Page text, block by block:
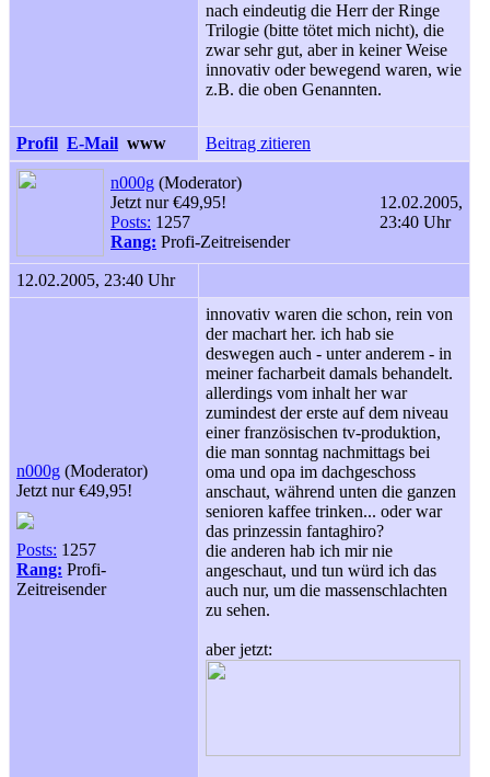
nach eindeutig die Herr der Ringe
Trilogie (bitte tötet mich nicht), die
zwar sehr gut, aber in keiner Weise
innovativ oder bewegend waren, wie
z.B. die oben Genannten.
Profil E-Mail www Beitrag zitieren
n000g (Moderator)
Jetzt nur €49,95!
Posts: 1257
Rang: Profi-Zeitreisender
12.02.2005,
23:40 Uhr
12.02.2005, 23:40 Uhr
n000g (Moderator)
Jetzt nur €49,95!
Posts: 1257
Rang: Profi-
Zeitreisender
innovativ waren die schon, rein von
der machart her. ich hab sie
deswegen auch - unter anderem - in
meiner facharbeit damals behandelt.
allerdings vom inhalt her war
zumindest der erste auf dem niveau
einer französischen tv-produktion,
die man sonntag nachmittags bei
oma und opa im dachgeschoss
anschaut, während unten die ganzen
senioren kaffee trinken... oder war
das prinzessin fantaghiro?
die anderen hab ich mir nie
angeschaut, und tun würd ich das
auch nur, um die massenschlachten
zu sehen.
aber jetzt: